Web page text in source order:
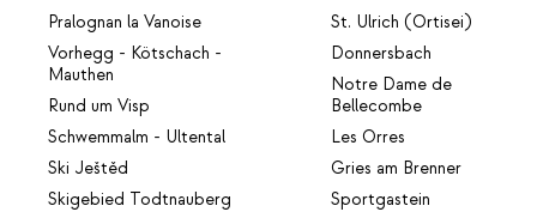
Pralognan la Vanoise
Vorhegg - Kötschach -
Mauthen
Rund um Visp
Schwemmalm - Ultental
Ski Ještěd
Skigebied Todtnauberg
St. Ulrich (Ortisei)
Donnersbach
Notre Dame de
Bellecombe
Les Orres
Gries am Brenner
Sportgastein